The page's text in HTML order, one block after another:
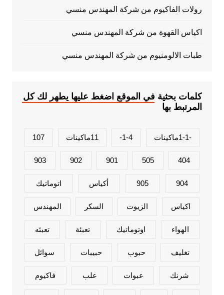
رولات الفاكيوم من شركة المهندس منسي
اكياس القهوة من شركة المهندس منسي
طبات الالومنيوم من شركة المهندس منسي
كلمات بحثية في الموقع اضغط عليها يطهر لك كل
المرتبط بها
-1-1ماكينات 1-4- 11ماكينات 107
404
505
901
902
903
904
905 أكياس اتوماتيك
اكياس الزيوت السكر المهندس
الهواء اوتوماتيك تعبئة تعبئه
تغليف حبوب حبيبات سوائل
شرنك عبوات علب فاكيوم